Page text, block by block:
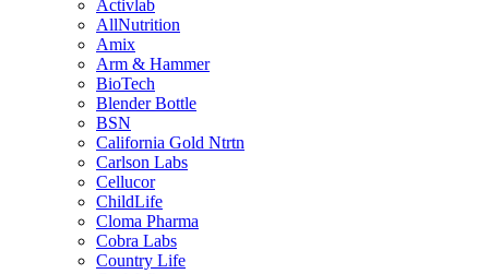
Activlab
AllNutrition
Amix
Arm & Hammer
BioTech
Blender Bottle
BSN
California Gold Ntrtn
Carlson Labs
Cellucor
ChildLife
Cloma Pharma
Cobra Labs
Country Life